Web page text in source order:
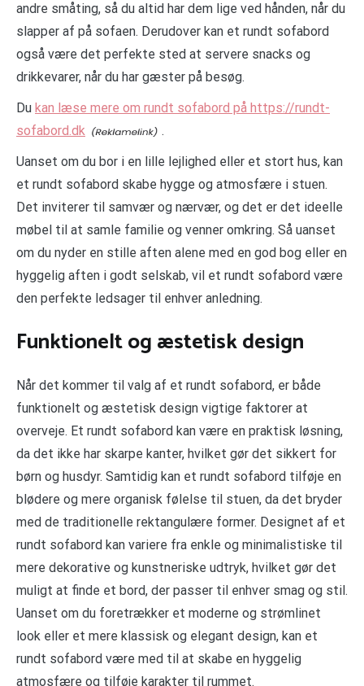
andre småting, så du altid har dem lige ved hånden, når du
slapper af på sofaen. Derudover kan et rundt sofabord
også være det perfekte sted at servere snacks og
drikkevarer, når du har gæster på besøg.
Du kan læse mere om rundt sofabord på https://rundt-
sofabord.dk
.
Uanset om du bor i en lille lejlighed eller et stort hus, kan
et rundt sofabord skabe hygge og atmosfære i stuen.
Det inviterer til samvær og nærvær, og det er det ideelle
møbel til at samle familie og venner omkring. Så uanset
om du nyder en stille aften alene med en god bog eller en
hyggelig aften i godt selskab, vil et rundt sofabord være
den perfekte ledsager til enhver anledning.
Funktionelt og æstetisk design
Når det kommer til valg af et rundt sofabord, er både
funktionelt og æstetisk design vigtige faktorer at
overveje. Et rundt sofabord kan være en praktisk løsning,
da det ikke har skarpe kanter, hvilket gør det sikkert for
børn og husdyr. Samtidig kan et rundt sofabord tilføje en
blødere og mere organisk følelse til stuen, da det bryder
med de traditionelle rektangulære former. Designet af et
rundt sofabord kan variere fra enkle og minimalistiske til
mere dekorative og kunstneriske udtryk, hvilket gør det
muligt at finde et bord, der passer til enhver smag og stil.
Uanset om du foretrækker et moderne og strømlinet
look eller et mere klassisk og elegant design, kan et
rundt sofabord være med til at skabe en hyggelig
atmosfære og tilføje karakter til rummet.